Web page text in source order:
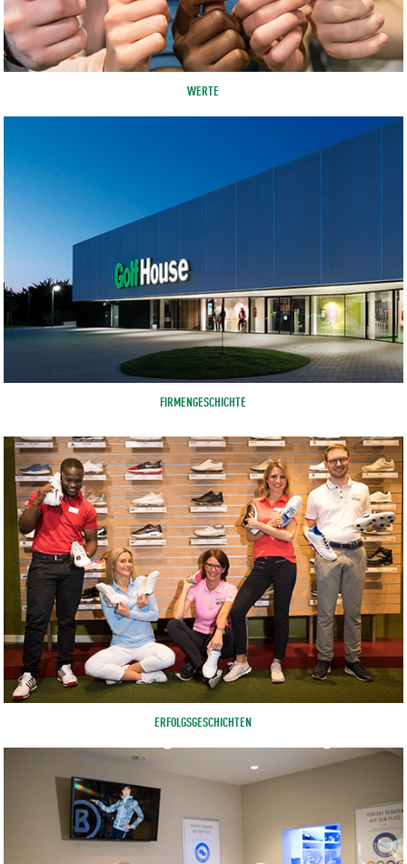
WERTE
FIRMENGESCHICHTE
ERFOLGSGESCHICHTEN